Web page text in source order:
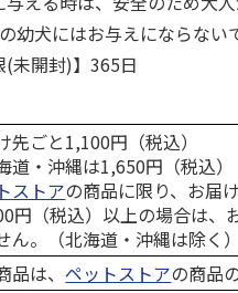
幼犬にはお与えにならない
(未開封)】365日
先ごと1,100円（税込）
道・沖縄は1,650円（税込）
ストアの商品に限り、お届
円（税込）以上の場合は、
ん。（北海道・沖縄は除く）
品は、ペットストアの商品